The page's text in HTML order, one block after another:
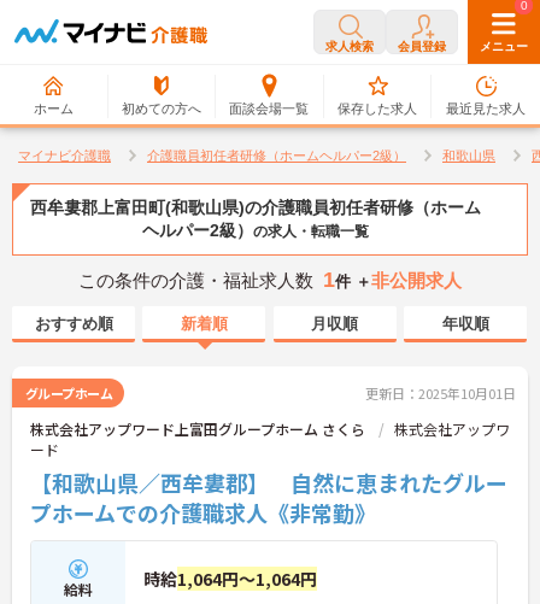
求人検索 会員登録 メニュー
ホーム 初めての方へ 面談会場一覧
0
保存した求人
0
最近見た求人
マイナビ介護職 介護職員初任者研修（ホームヘルパー2級） 和歌山県
西牟婁郡上富田町(和歌山県)の介護職員初任者研修（ホーム
ヘルパー2級） の求人・転職一覧
この条件の介護・福祉求人数 1件 ＋非公開求人
おすすめ順 新着順 月収順 年収順
グループホーム 更新日：2025年10月01日
株式会社アップワード上富田グループホーム さくら
株式会社アップワ
ード
【和歌山県／西牟婁郡】 自然に恵まれたグルー
プホームでの介護職求人《非常勤》
給料 時給1,064円～1,064円